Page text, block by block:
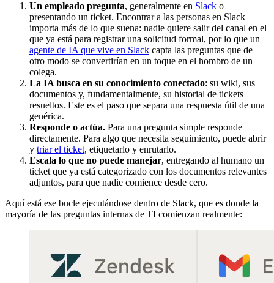
Un empleado pregunta, generalmente en Slack o
presentando un ticket. Encontrar a las personas en Slack
importa más de lo que suena: nadie quiere salir del canal en el
que ya está para registrar una solicitud formal, por lo que un
agente de IA que vive en Slack capta las preguntas que de
otro modo se convertirían en un toque en el hombro de un
colega.
La IA busca en su conocimiento conectado: su wiki, sus
documentos y, fundamentalmente, su historial de tickets
resueltos. Este es el paso que separa una respuesta útil de una
genérica.
Responde o actúa. Para una pregunta simple responde
directamente. Para algo que necesita seguimiento, puede abrir
y triar el ticket, etiquetarlo y enrutarlo.
Escala lo que no puede manejar, entregando al humano un
ticket que ya está categorizado con los documentos relevantes
adjuntos, para que nadie comience desde cero.
Aquí está ese bucle ejecutándose dentro de Slack, que es donde la
mayoría de las preguntas internas de TI comienzan realmente: